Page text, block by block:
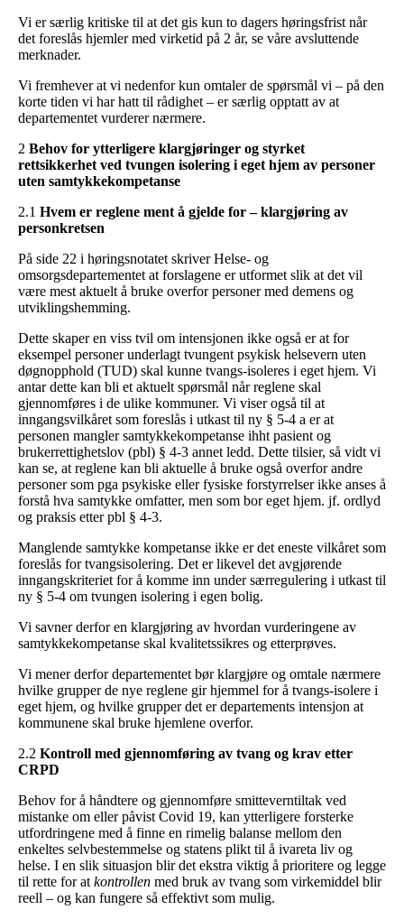
Vi er særlig kritiske til at det gis kun to dagers høringsfrist når
det foreslås hjemler med virketid på 2 år, se våre avsluttende
merknader.
Vi fremhever at vi nedenfor kun omtaler de spørsmål vi – på den
korte tiden vi har hatt til rådighet – er særlig opptatt av at
departementet vurderer nærmere.
2 Behov for ytterligere klargjøringer og styrket
rettsikkerhet ved tvungen isolering i eget hjem av personer
uten samtykkekompetanse
2.1 Hvem er reglene ment å gjelde for – klargjøring av
personkretsen
På side 22 i høringsnotatet skriver Helse- og
omsorgsdepartementet at forslagene er utformet slik at det vil
være mest aktuelt å bruke overfor personer med demens og
utviklingshemming.
Dette skaper en viss tvil om intensjonen ikke også er at for
eksempel personer underlagt tvungent psykisk helsevern uten
døgnopphold (TUD) skal kunne tvangs-isoleres i eget hjem. Vi
antar dette kan bli et aktuelt spørsmål når reglene skal
gjennomføres i de ulike kommuner. Vi viser også til at
inngangsvilkåret som foreslås i utkast til ny § 5-4 a er at
personen mangler samtykkekompetanse ihht pasient og
brukerrettighetslov (pbl) § 4-3 annet ledd. Dette tilsier, så vidt vi
kan se, at reglene kan bli aktuelle å bruke også overfor andre
personer som pga psykiske eller fysiske forstyrrelser ikke anses å
forstå hva samtykke omfatter, men som bor eget hjem. jf. ordlyd
og praksis etter pbl § 4-3.
Manglende samtykke kompetanse ikke er det eneste vilkåret som
foreslås for tvangsisolering. Det er likevel det avgjørende
inngangskriteriet for å komme inn under særregulering i utkast til
ny § 5-4 om tvungen isolering i egen bolig.
Vi savner derfor en klargjøring av hvordan vurderingene av
samtykkekompetanse skal kvalitetssikres og etterprøves.
Vi mener derfor departementet bør klargjøre og omtale nærmere
hvilke grupper de nye reglene gir hjemmel for å tvangs-isolere i
eget hjem, og hvilke grupper det er departements intensjon at
kommunene skal bruke hjemlene overfor.
2.2 Kontroll med gjennomføring av tvang og krav etter
CRPD
Behov for å håndtere og gjennomføre smitteverntiltak ved
mistanke om eller påvist Covid 19, kan ytterligere forsterke
utfordringene med å finne en rimelig balanse mellom den
enkeltes selvbestemmelse og statens plikt til å ivareta liv og
helse. I en slik situasjon blir det ekstra viktig å prioritere og legge
til rette for at kontrollen med bruk av tvang som virkemiddel blir
reell – og kan fungere så effektivt som mulig.